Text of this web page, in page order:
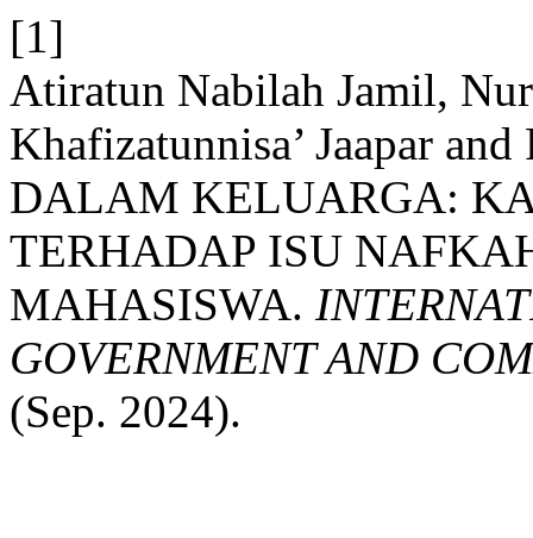
[1]
Atiratun Nabilah Jamil,
Khafizatunnisa’ Jaapar
DALAM KELUARGA:
TERHADAP ISU
MAHASISWA.
GOVERNMENT AND
(Sep. 2024).